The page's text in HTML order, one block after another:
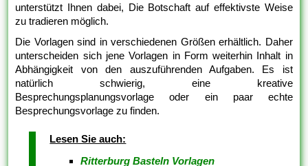
unterstützt Ihnen dabei, Die Botschaft auf effektivste Weise
zu tradieren möglich.
Die Vorlagen sind in verschiedenen Größen erhältlich. Daher
unterscheiden sich jene Vorlagen in Form weiterhin Inhalt in
Abhängigkeit von den auszuführenden Aufgaben. Es ist
natürlich schwierig, eine kreative
Besprechungsplanungsvorlage oder ein paar echte
Besprechungsvorlage zu finden.
Lesen Sie auch:
Ritterburg Basteln Vorlagen